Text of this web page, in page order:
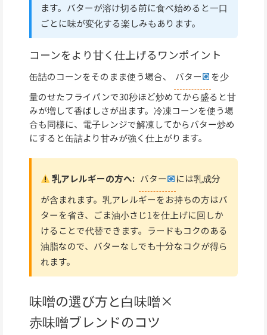
ます。バターが溶け切る前に食べ始めると一口
ごとに味が変化する楽しみもあります。
コーンをより甘く仕上げるワンポイント
缶詰のコーンをそのまま使う場合、 バター
を少
量のせたフライパンで30秒ほど炒めてから盛ると甘
みが増して香ばしさが出ます。冷凍コーンを使う場
合も同様に、電子レンジで解凍してからバター炒め
にすると缶詰より甘みが強く仕上がります。
乳アレルギーの方へ: バター
には乳成分
が含まれます。乳アレルギーをお持ちの方はバ
ターを省き、ごま油小さじ1を仕上げに回しか
けることで代替できます。ラードもコクのある
油脂なので、バターなしでも十分なコクが得ら
れます。
味噌の選び方と白味噌×
赤味噌ブレンドのコツ